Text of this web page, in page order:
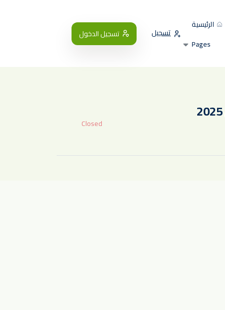
الرئيسية
Pages
تسجيل تسجيل الدخول
Closed